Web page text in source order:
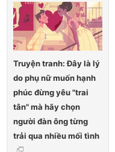
Truyện tranh: Đây là lý
do phụ nữ muốn hạnh
phúc đừng yêu "trai
tân" mà hãy chọn
người đàn ông từng
trải qua nhiều mối tình